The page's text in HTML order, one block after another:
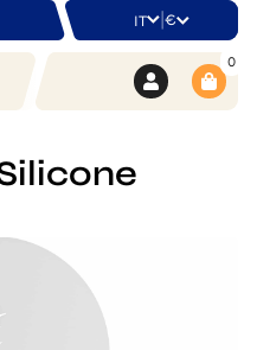
IT | €
0